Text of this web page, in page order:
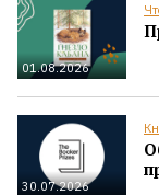
01.08.2026
30.07.2026